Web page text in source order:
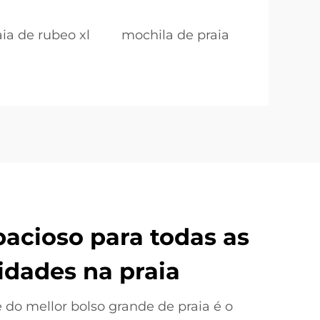
de rubeo xl mochila de praia
para todas as
na praia
mellor bolso grande de praia é o